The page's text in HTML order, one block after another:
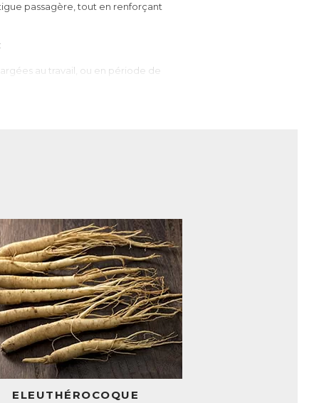
passagère, tout en renforçant
au travail, ou en période de
Survenant généralement en fin
anormale. On parle alors de fatigue
sommeil sont les plus fréquentes, mais
en particulier sont affaiblies, ce
peuvent également apparaître, ainsi
de moral.
pour leurs propriétés
et augmenter la résistance de
ELEUTHÉROCOQUE